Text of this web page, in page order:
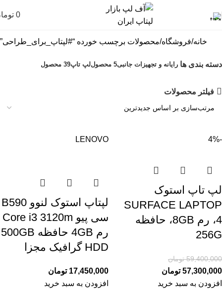
0
خانه فروشگاه محصولات برچسب خورده “#لپتاپ_برای_طراحی”
دسته بندی ها رایانه و تجهیزات جانبی5 محصول لپ تاپ39 محصول
فیلتر محصولات
-4%
لپ تاپ استوک
SURFACE LAPTOP
4، رم 8GB، حافظه
256G
59,400,000 تومان
57,300,000 تومان
افزودن به سبد خرید
LENOVO
لپتاپ استوک لنوو B590
سی پیو Core i3 3120m
رم 4GB حافظه 500GB
HDD گرافیک مجزا
17,450,000 تومان
افزودن به سبد خرید